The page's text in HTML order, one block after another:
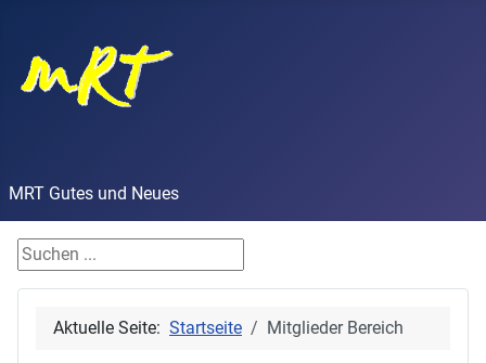
MRT Gutes und Neues
Finde Dein Stichwort
Aktuelle Seite: Startseite Mitglieder Bereich